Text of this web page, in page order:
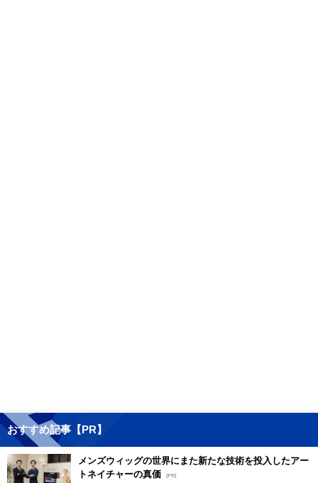
おすすめ記事【PR】
メンズウィッグの世界にまた新たな技術を投入したアー
トネイチャーの真価 [PR]